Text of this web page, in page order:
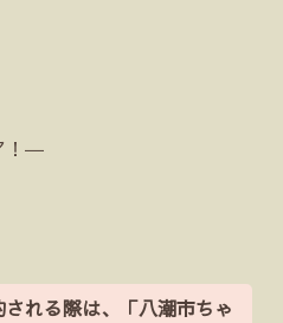
！―
れる際は、「八潮市ちゃ